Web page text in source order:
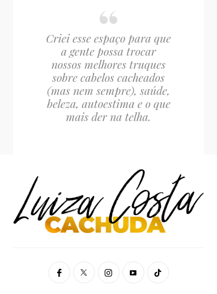
Criei esse espaço para que
a gente possa trocar
nossos melhores truques
sobre cabelos cacheados
(mas nem sempre), saúde,
beleza, autoestima e o que
mais der na telha.